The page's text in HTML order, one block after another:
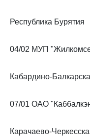
Республика Бурятия
04/02 МУП
Кабардино-
07/01 ОАО
Карачаево-